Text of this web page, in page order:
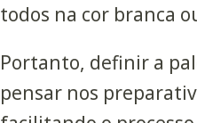
todos na cor branca
Portanto, definir a
pensar nos